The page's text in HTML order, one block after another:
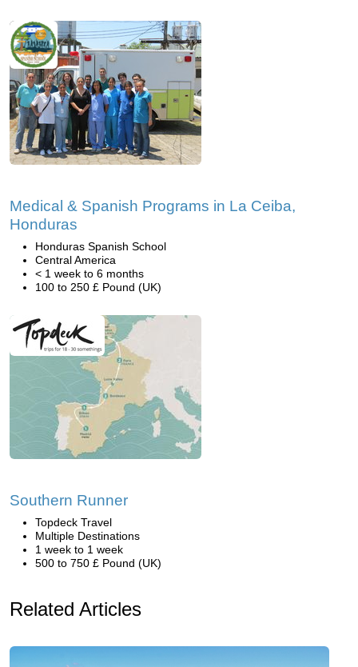
Medical & Spanish Programs in La Ceiba,
Honduras
Honduras Spanish School
Central America
< 1 week to 6 months
100 to 250 £ Pound (UK)
Southern Runner
Topdeck Travel
Multiple Destinations
1 week to 1 week
500 to 750 £ Pound (UK)
Related Articles